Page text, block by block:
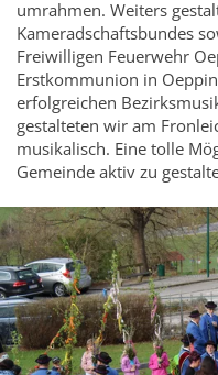
Querflöte
Saxophon
Schlagzeug
Tenorhorn
Trompete
Kapellmeister
Stabführer
Obmann
umrahmen. Weiters
Kameradschaftsbundes
Freiwilligen Feuerwehr
Erstkommunion in
erfolgreichen
gestalteten wir am
musikalisch. Eine tolle
Gemeinde aktiv zu